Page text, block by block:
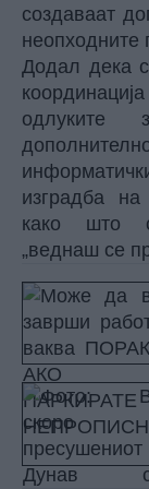
создаваат
неопходните
Додал дека
одлуките
изградба
како што
„веднаш се